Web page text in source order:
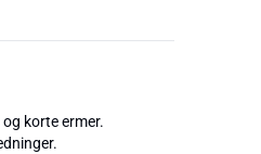
korte ermer.